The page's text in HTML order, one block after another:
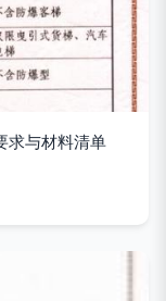
求与材料清单